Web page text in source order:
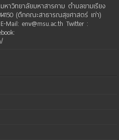
าวิทยาลัยมหาสารคาม ตำบลขามเรียง
(ตึกคณะสาธารณสุขศาสตร์ เก่า)
Mail: env@msu.ac.th Twitter :